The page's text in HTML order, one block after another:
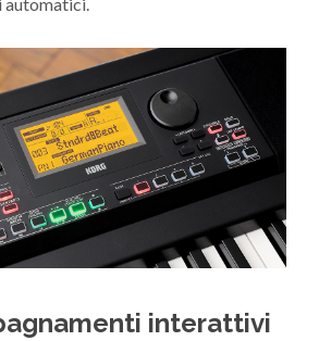
interattivi